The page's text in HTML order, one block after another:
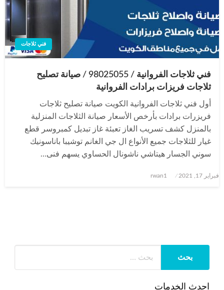
فني ثلاجات
فني ثلاجات الفروانية / 98025055 / صيانة تصليح
ثلاجات فريزات برادات الفروانية
أول فني ثلاجات الفروانية الكويت صيانة تصليح ثلاجات
فريزرات برادات بأرخص الأسعار صيانة الثلاجات المنزلية
بالمنزل كشف تسريب الغاز تعبئة غاز تبديل كمبروسر قطع
غيار للثلاجات جميع الأنواع ال جي الغانم توشيبا باناسونيك
سوني الجسار هيتاشي ناشونال الحساوي يسهم فنى…
نُشر
فبراير 17, 2021 rwan1
احدث الخدمات